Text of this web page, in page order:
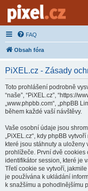
Server o natáčení a
FAQ
Obsah fóra
PiXEL.cz - Zásady
Toto prohlášení podrobně
“naše”, “PiXEL.cz”, “https://
„www.phpbb.com“, „phpBB
během každé vaší návštěvy.
Vaše osobní údaje jsou
„PiXEL.cz“, kdy phpBB
které jsou stáhnuty a
prohlížeče. První dvě
identifikátor session, které je
Třetí cookie se vytvoří,
je používána k ukládání
k snažšímu a pohodlnějšímu